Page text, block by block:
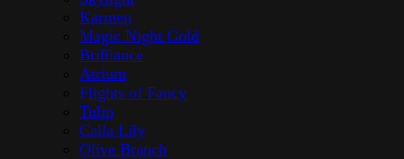
Karmen
Magic Night Gold
Brilliance
Atrium
Flights of Fancy
Tulip
Calla Lily
Olive Branch